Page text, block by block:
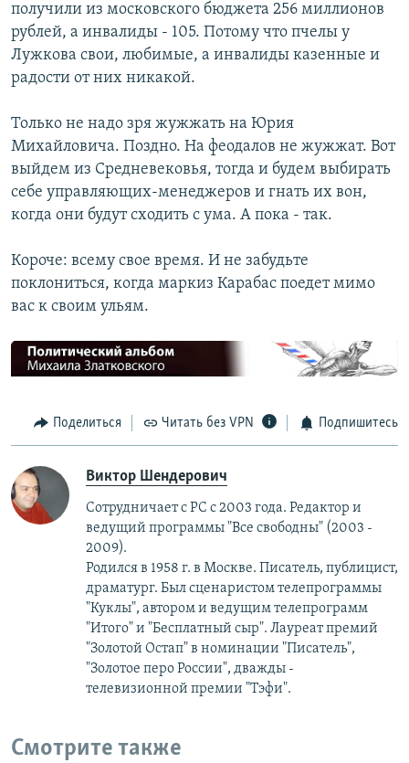
Все сайты РСЕ/РС
получили из московского бюджета 256 миллионов
рублей, а инвалиды - 105. Потому что пчелы у
Лужкова свои, любимые, а инвалиды казенные и
радости от них никакой.
Только не надо зря жужжать на Юрия
Михайловича. Поздно. На феодалов не жужжат. Вот
выйдем из Средневековья, тогда и будем выбирать
себе управляющих-менеджеров и гнать их вон,
когда они будут сходить с ума. А пока - так.
Короче: всему свое время. И не забудьте
поклониться, когда маркиз Карабас поедет мимо
вас к своим ульям.
Поделиться Читать без VPN Подпишитесь
Виктор Шендерович
Сотрудничает с РС с 2003 года. Редактор и
ведущий программы "Все свободны" (2003 -
2009).
Родился в 1958 г. в Москве. Писатель, публицист,
драматург. Был сценаристом телепрограммы
"Куклы", автором и ведущим телепрограмм
"Итого" и "Бесплатный сыр". Лауреат премий
"Золотой Остап" в номинации "Писатель",
"Золотое перо России", дважды -
телевизионной премии "Тэфи".
Смотрите также